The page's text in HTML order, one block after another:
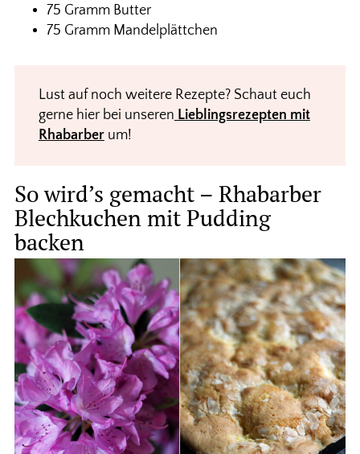
75 Gramm Butter
75 Gramm Mandelplättchen
Lust auf noch weitere Rezepte? Schaut euch
gerne hier bei unseren Lieblingsrezepten mit
Rhabarberum!
So wird’s gemacht – Rhabarber
Blechkuchen mit Pudding
backen